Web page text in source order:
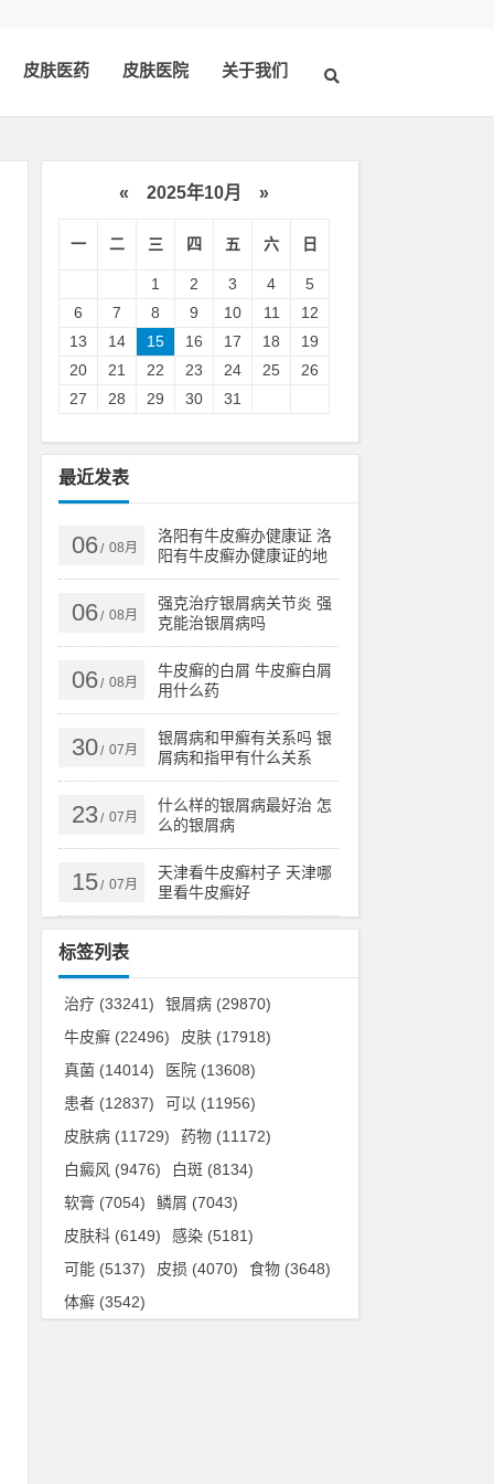
皮肤医药 皮肤医院 关于我们
« 2025年10月 »
一 二 三 四 五 六 日
1 2 3 4
5
6
7 8 9 10 11
12
13
14 15 16 17 18
19
20
21 22 23 24 25
26
27
28 29 30 31
最近发表
06/ 08月
洛阳有牛皮癣办健康证 洛
阳有牛皮癣办健康证的地
方吗
06/ 08月
强克治疗银屑病关节炎 强
克能治银屑病吗
06/ 08月
牛皮癣的白屑 牛皮癣白屑
用什么药
30/ 07月
银屑病和甲癣有关系吗 银
屑病和指甲有什么关系
23/ 07月
什么样的银屑病最好治 怎
么的银屑病
15/ 07月
天津看牛皮癣村子 天津哪
里看牛皮癣好
标签列表
治疗 (33241) 银屑病 (29870)
牛皮癣 (22496) 皮肤 (17918)
真菌 (14014) 医院 (13608)
患者 (12837) 可以 (11956)
皮肤病 (11729) 药物 (11172)
白癜风 (9476) 白斑 (8134)
软膏 (7054) 鳞屑 (7043)
皮肤科 (6149) 感染 (5181)
可能 (5137) 皮损 (4070) 食物 (3648)
体癣 (3542)